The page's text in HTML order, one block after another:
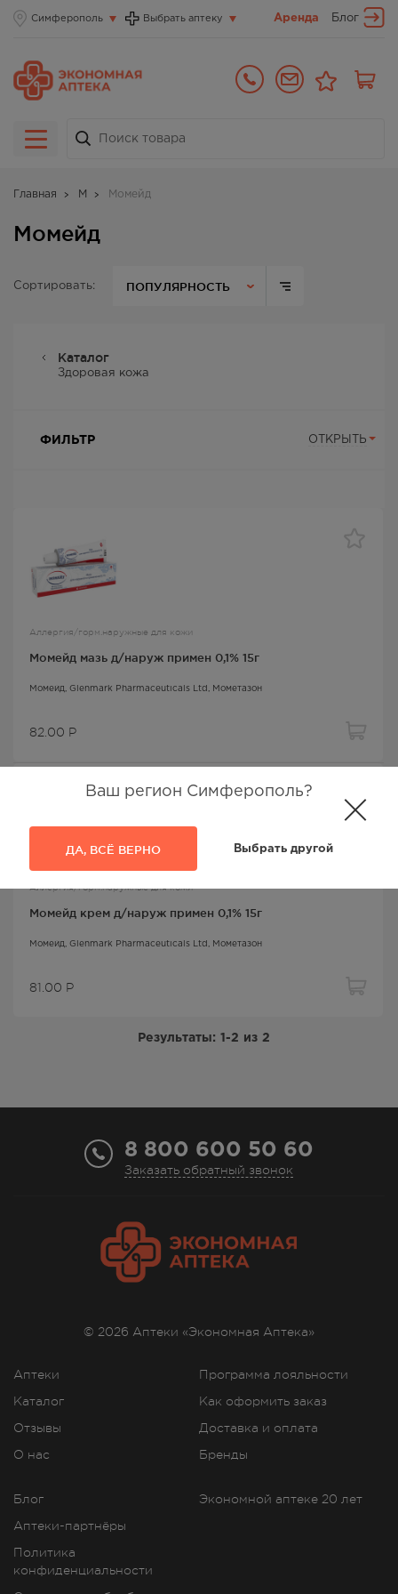
Симферополь
Ваш регион Симферополь?
ДА, ВСЁ ВЕРНО Выбрать другой
Выбрать аптеку Аренда Блог
Главная М Момейд
Момейд
Сортировать: ПОПУЛЯРНОСТЬ
Каталог
Здоровая кожа
ФИЛЬТР ОТКРЫТЬ
Аллергия/горм.наружные для кожи
Момейд мазь д/наруж примен 0,1% 15г
Момейд, Glenmark Pharmaceuticals Ltd, Мометазон
82.00 Р
Аллергия/горм.наружные для кожи
Момейд крем д/наруж примен 0,1% 15г
Момейд, Glenmark Pharmaceuticals Ltd, Мометазон
81.00 Р
Результаты: 1-2 из 2
8 800 600 50 60
Заказать обратный звонок
Аптеки
Каталог
Отзывы
О нас
Программа лояльности
Как оформить заказ
Доставка и оплата
Бренды
Блог
Аптеки-партнёры
Политика
конфиденциальности
Экономной аптеке 20 лет
© 2026 Аптеки «Экономная Аптека»